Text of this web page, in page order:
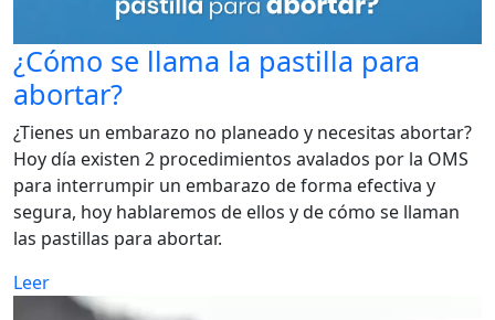
¿Cómo se llama la pastilla para
abortar?
¿Tienes un embarazo no planeado y necesitas abortar?
Hoy día existen 2 procedimientos avalados por la OMS
para interrumpir un embarazo de forma efectiva y
segura, hoy hablaremos de ellos y de cómo se llaman
las pastillas para abortar.
Leer